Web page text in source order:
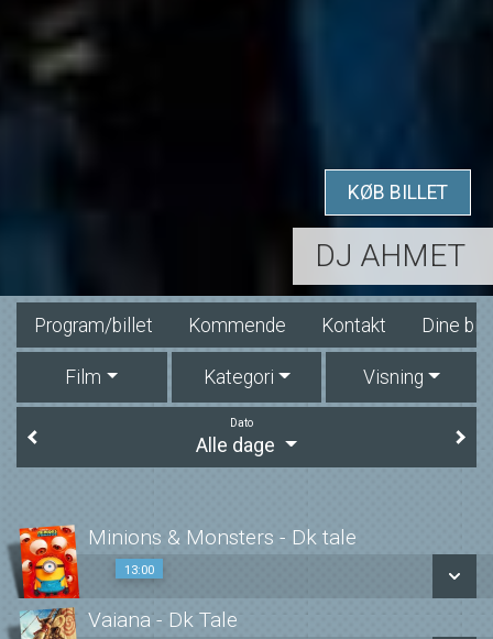
DJ AHMET
KØB BILLET
Program/billet Kommende Kontakt Dine
Film Kategori Visning
Dato
Alle dage
Minions & Monsters - Dk tale
13:00
Vaiana - Dk Tale